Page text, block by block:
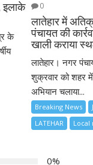
इलाके
के
0
लातेहार में
पंचायत की
खाली कराया
लातेहार। नगर
शुक्रवार को शहर
अभियान चलाया...
Breaking News
LATEHAR
Local
0%